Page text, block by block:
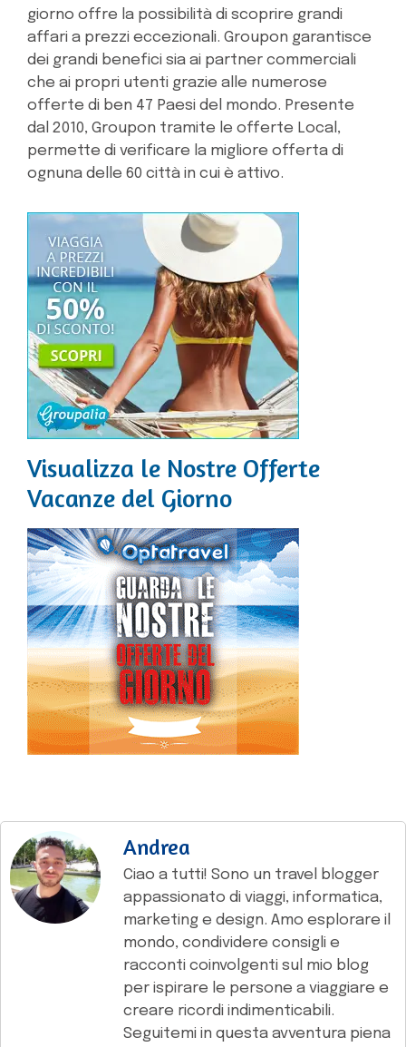
giorno offre la possibilità di scoprire grandi
affari a prezzi eccezionali. Groupon garantisce
dei grandi benefici sia ai partner commerciali
che ai propri utenti grazie alle numerose
offerte di ben 47 Paesi del mondo. Presente
dal 2010, Groupon tramite le offerte Local,
permette di verificare la migliore offerta di
ognuna delle 60 città in cui è attivo.
Visualizza le Nostre Offerte
Vacanze del Giorno
Andrea
Ciao a tutti! Sono un travel blogger
appassionato di viaggi, informatica,
marketing e design. Amo esplorare il
mondo, condividere consigli e
racconti coinvolgenti sul mio blog
per ispirare le persone a viaggiare e
creare ricordi indimenticabili.
Seguitemi in questa avventura piena